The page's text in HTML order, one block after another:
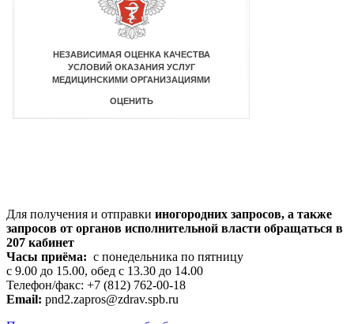
Для получения и отправки иногородних запросов, а также
запросов от органов исполнительной власти обращаться в
207 кабинет
Часы приёма: с понедельника по пятницу
с 9.00 до 15.00, обед с 13.30 до 14.00
Телефон/факс: +7 (812) 762-00-18
Email: pnd2.zapros@zdrav.spb.ru